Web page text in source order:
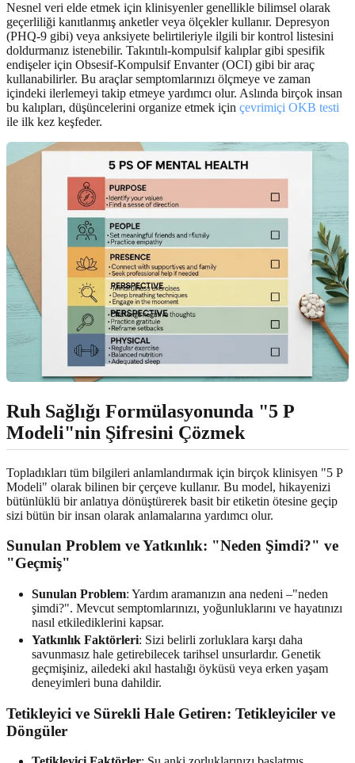
Nesnel veri elde etmek için klinisyenler genellikle bilimsel olarak
geçerliliği kanıtlanmış anketler veya ölçekler kullanır. Depresyon
(PHQ-9 gibi) veya anksiyete belirtileriyle ilgili bir kontrol listesini
doldurmanız istenebilir. Takıntılı-kompulsif kalıplar gibi spesifik
endişeler için Obsesif-Kompulsif Envanter (OCI) gibi bir araç
kullanabilirler. Bu araçlar semptomlarınızı ölçmeye ve zaman
içindeki ilerlemeyi takip etmeye yardımcı olur. Aslında birçok insan
bu kalıpları, düşüncelerini organize etmek için çevrimiçi OKB testi
ile ilk kez keşfeder.
Ruh Sağlığı Formülasyonunda "5 P
Modeli"nin Şifresini Çözmek
Topladıkları tüm bilgileri anlamlandırmak için birçok klinisyen "5 P
Modeli" olarak bilinen bir çerçeve kullanır. Bu model, hikayenizi
bütünlüklü bir anlatıya dönüştürerek basit bir etiketin ötesine geçip
sizi bütün bir insan olarak anlamalarına yardımcı olur.
Sunulan Problem ve Yatkınlık: "Neden Şimdi?" ve
"Geçmiş"
Sunulan Problem: Yardım aramanızın ana nedeni –"neden
şimdi?". Mevcut semptomlarınızı, yoğunluklarını ve hayatınızı
nasıl etkilediklerini kapsar.
Yatkınlık Faktörleri: Sizi belirli zorluklara karşı daha
savunmasız hale getirebilecek tarihsel unsurlardır. Genetik
geçmişiniz, ailedeki akıl hastalığı öyküsü veya erken yaşam
deneyimleri buna dahildir.
Tetikleyici ve Sürekli Hale Getiren: Tetikleyiciler ve
Döngüler